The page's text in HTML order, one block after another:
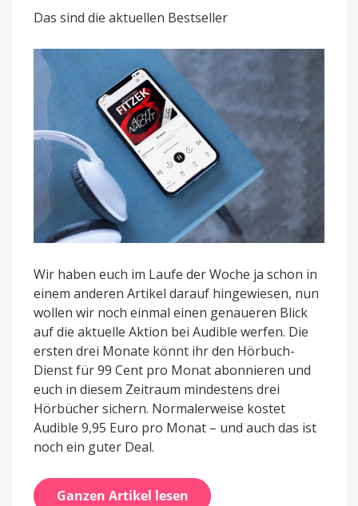
für
nur
erhalten
Das sind die aktuellen Bestseller
Wir haben euch im Laufe der Woche ja schon in
einem anderen Artikel darauf hingewiesen, nun
wollen wir noch einmal einen genaueren Blick
auf die aktuelle Aktion bei Audible werfen. Die
ersten drei Monate könnt ihr den Hörbuch-
Dienst für 99 Cent pro Monat abonnieren und
euch in diesem Zeitraum mindestens drei
Hörbücher sichern. Normalerweise kostet
Audible 9,95 Euro pro Monat – und auch das ist
noch ein guter Deal.
Ganzen Artikel lesen